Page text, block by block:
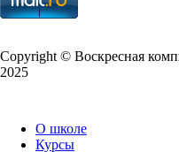
Copy­right © Воскресная
2025
О школе
Курсы